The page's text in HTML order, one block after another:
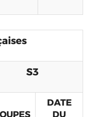
S3
DATE
DU